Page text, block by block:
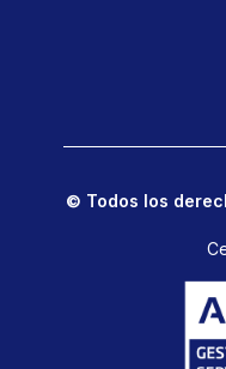
© Todos los